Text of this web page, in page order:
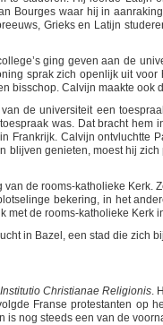
Bourges waar hij in
Grieks en Latijn
ging geven aan de
sprak zich openlijk uit
bisschop. Calvijn maakte ook
de universiteit een
was. Dat bracht
Frankrijk. Calvijn ontvluchtte
blijven genieten, moest hij
de rooms-katholieke
bekering, in het
met de rooms-katholieke Kerk
in Bazel, een stad die zich
Institutio Christianae Religionis.
Franse protestanten op
is nog steeds een van de